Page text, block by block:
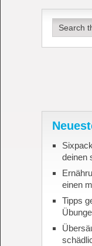
deinen
einen
Tipps